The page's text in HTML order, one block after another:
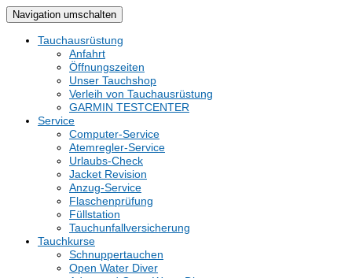
Navigation umschalten
Tauchausrüstung
Anfahrt
Öffnungszeiten
Unser Tauchshop
Verleih von Tauchausrüstung
GARMIN TESTCENTER
Service
Computer-Service
Atemregler-Service
Urlaubs-Check
Jacket Revision
Anzug-Service
Flaschenprüfung
Füllstation
Tauchunfallversicherung
Tauchkurse
Schnuppertauchen
Open Water Diver